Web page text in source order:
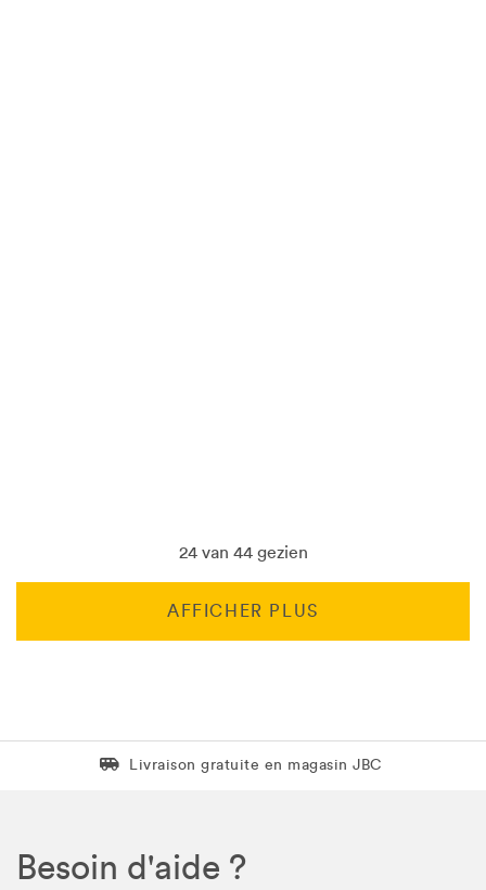
24 van 44 gezien
AFFICHER PLUS
Livraison gratuite en magasin JBC
Livraison gratuite en magasin JBC
Besoin d'aide ?